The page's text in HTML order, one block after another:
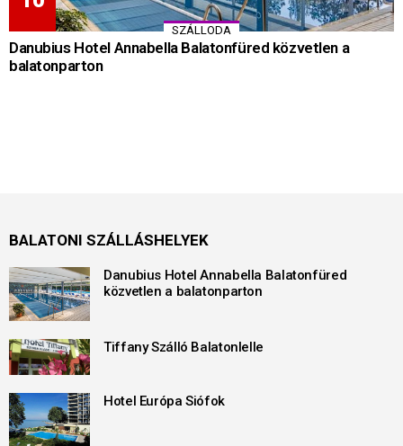
SZÁLLODA
Danubius Hotel Annabella Balatonfüred közvetlen a
balatonparton
BALATONI SZÁLLÁSHELYEK
Danubius Hotel Annabella Balatonfüred
közvetlen a balatonparton
Tiffany Szálló Balatonlelle
Hotel Európa Siófok